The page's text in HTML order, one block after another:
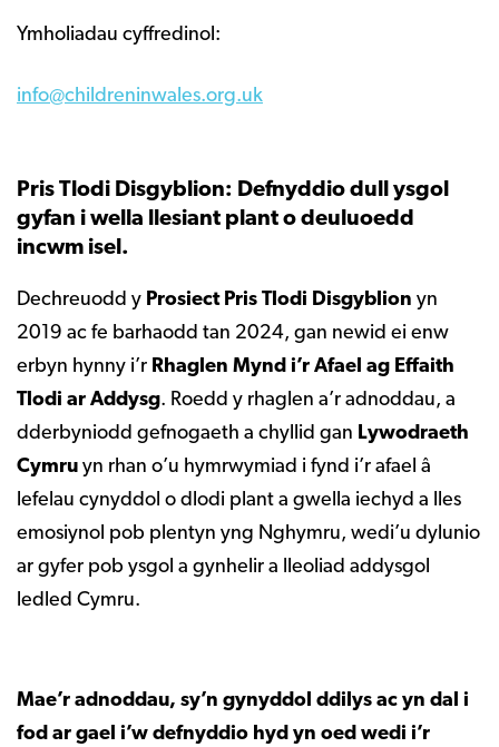
Ymholiadau cyffredinol:
info@childreninwales.org.uk
Pris Tlodi Disgyblion: Defnyddio dull ysgol
gyfan i wella llesiant plant o deuluoedd
incwm isel.
Dechreuodd y Prosiect Pris Tlodi Disgyblion yn
2019 ac fe barhaodd tan 2024, gan newid ei enw
erbyn hynny i’r Rhaglen Mynd i’r Afael ag Effaith
Tlodi ar Addysg. Roedd y rhaglen a’r adnoddau, a
dderbyniodd gefnogaeth a chyllid gan Lywodraeth
Cymru yn rhan o’u hymrwymiad i fynd i’r afael â
lefelau cynyddol o dlodi plant a gwella iechyd a lles
emosiynol pob plentyn yng Nghymru, wedi’u dylunio
ar gyfer pob ysgol a gynhelir a lleoliad addysgol
ledled Cymru.
Mae’r adnoddau, sy’n gynyddol ddilys ac yn dal i
fod ar gael i’w defnyddio hyd yn oed wedi i’r